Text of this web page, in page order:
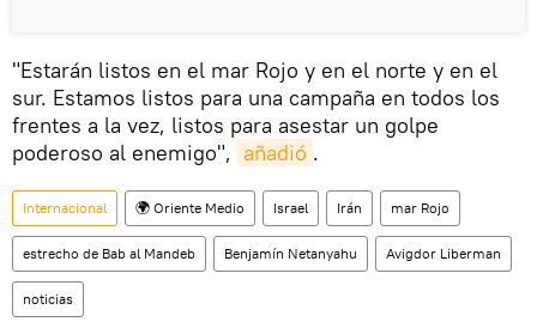
"Estarán listos en el mar Rojo y en el norte y en el
sur. Estamos listos para una campaña en todos los
frentes a la vez, listos para asestar un golpe
poderoso al enemigo", añadió .
Internacional 🌍 Oriente Medio Israel Irán mar Rojo
estrecho de Bab al Mandeb Benjamín Netanyahu Avigdor Liberman
noticias